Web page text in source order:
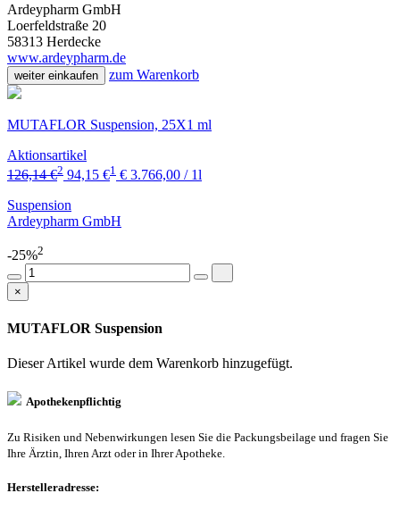
Ardeypharm GmbH
Loerfeldstraße 20
58313 Herdecke
www.ardeypharm.de
weiter einkaufen zum Warenkorb
MUTAFLOR Suspension, 25X1 ml
Aktionsartikel
126,14 €2 94,15 €1 € 3.766,00 / 1l
Suspension
Ardeypharm GmbH
-25%2
×
MUTAFLOR Suspension
Dieser Artikel wurde dem Warenkorb hinzugefügt.
Apothekenpflichtig
Zu Risiken und Nebenwirkungen lesen Sie die Packungsbeilage und fragen Sie
Ihre Ärztin, Ihren Arzt oder in Ihrer Apotheke.
Herstelleradresse: